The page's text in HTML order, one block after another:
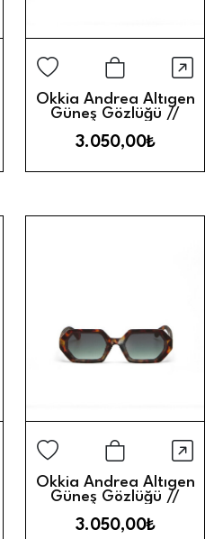
Görünüm
Sepete
Okkia Andrea Altıgen
Güneş Gözlüğü //
3.050,00₺
Görünüm
Sepete
Okkia Andrea Altıgen
Güneş Gözlüğü //
3.050,00₺